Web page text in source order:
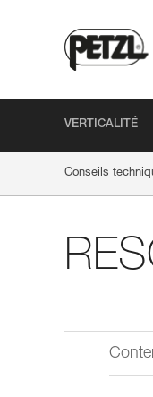
VERTICALITÉ
Conseils